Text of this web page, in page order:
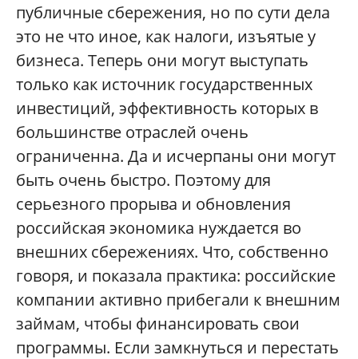
публичные сбережения, но по сути дела
это не что иное, как налоги, изъятые у
бизнеса. Теперь они могут выступать
только как источник государственных
инвестиций, эффективность которых в
большинстве отраслей очень
ограниченна. Да и исчерпаны они могут
быть очень быстро. Поэтому для
серьезного прорыва и обновления
российская экономика нуждается во
внешних сбережениях. Что, собственно
говоря, и показала практика: российские
компании активно прибегали к внешним
займам, чтобы финансировать свои
программы. Если замкнуться и перестать